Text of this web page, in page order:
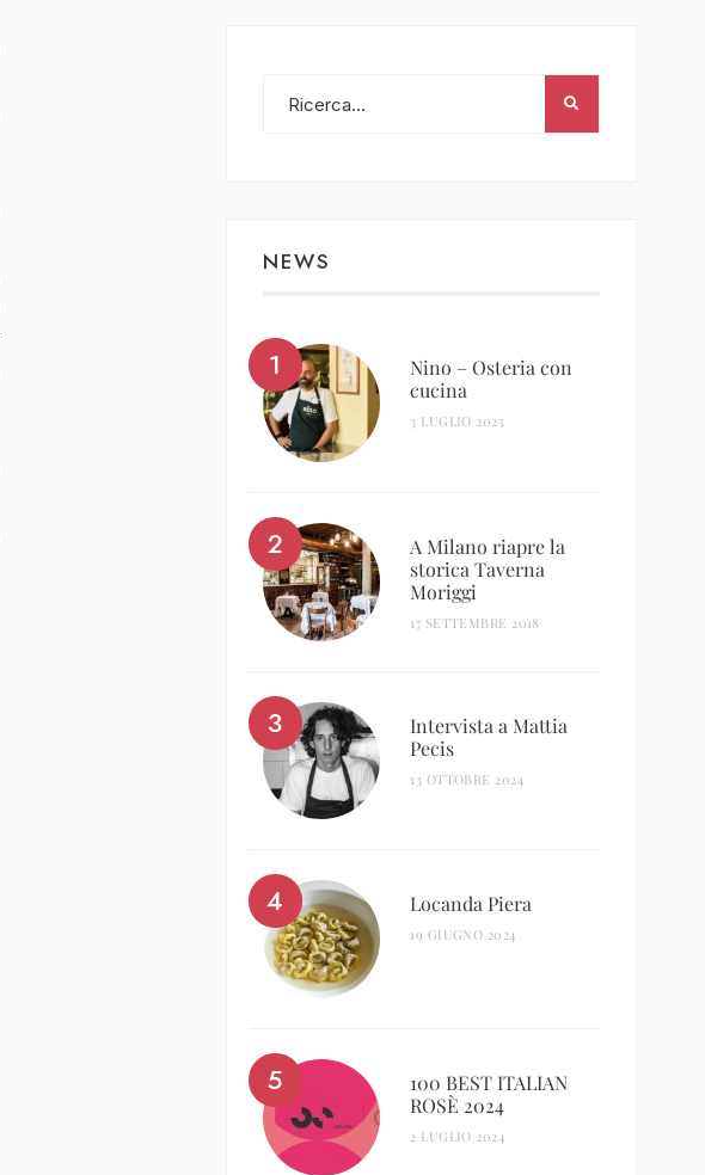
NEWS
Nino – Osteria con
cucina
3 LUGLIO 2025
A Milano riapre la
storica Taverna
Moriggi
17 SETTEMBRE 2018
Intervista a Mattia
Pecis
13 OTTOBRE 2024
Locanda Piera
19 GIUGNO 2024
100 BEST ITALIAN
ROSÈ 2024
2 LUGLIO 2024